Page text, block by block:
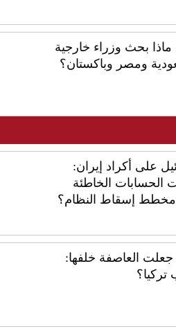
ماذا بحث وزراء خارجية
ومصر وباكستان؟
على أكراد إيران:
الخاطئة
مخطط إسقاط النظام؟
جعلت العاصفة خلفها: